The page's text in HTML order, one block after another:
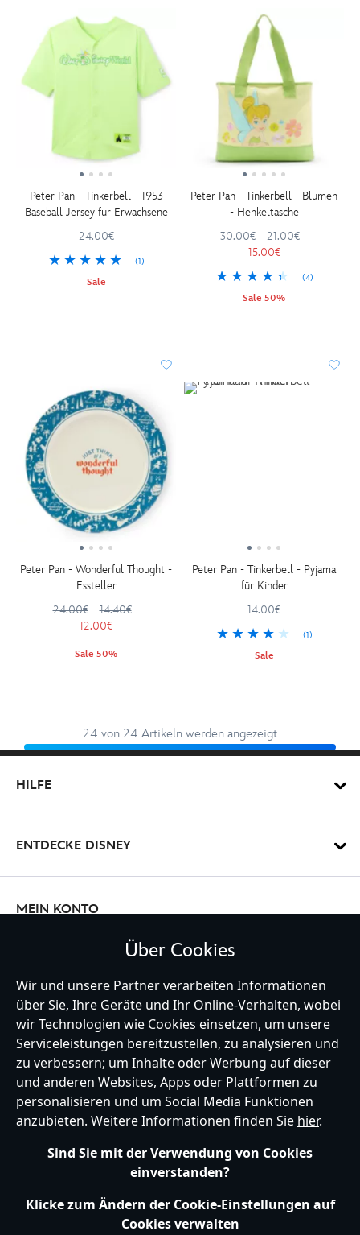
Peter Pan - Tinkerbell - 1953
Baseball Jersey für Erwachsene
24.00€
(1)
Sale
Peter Pan - Tinkerbell - Blumen
- Henkeltasche
30.00€
21.00€
15.00€
(4)
Sale 50%
Peter Pan - Wonderful Thought -
Essteller
24.00€
14.40€
12.00€
Sale 50%
Peter Pan - Tinkerbell - Pyjama
für Kinder
14.00€
(1)
Sale
24 von 24 Artikeln werden angezeigt
HILFE
ENTDECKE DISNEY
MEIN KONTO
Germany
Richtlinien für Cookies
EU Datenschutzhinweis
Impressum
Allgemeine Verkaufsbedingungen
Accessibility
Über Cookies
Wir und unsere Partner verarbeiten Informationen
über Sie, Ihre Geräte und Ihr Online-Verhalten, wobei
wir Technologien wie Cookies einsetzen, um unsere
Serviceleistungen bereitzustellen, zu analysieren und
zu verbessern; um Inhalte oder Werbung auf dieser
und anderen Websites, Apps oder Plattformen zu
personalisieren und um Social Media Funktionen
anzubieten. Weitere Informationen finden Sie hier.
Sind Sie mit der Verwendung von Cookies
einverstanden?
Klicke zum Ändern der Cookie-Einstellungen auf
Cookies verwalten